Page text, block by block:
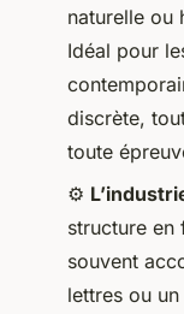
naturelle ou
Idéal pour
discrète,
toute
⚙️
structure en
souvent
lettres ou